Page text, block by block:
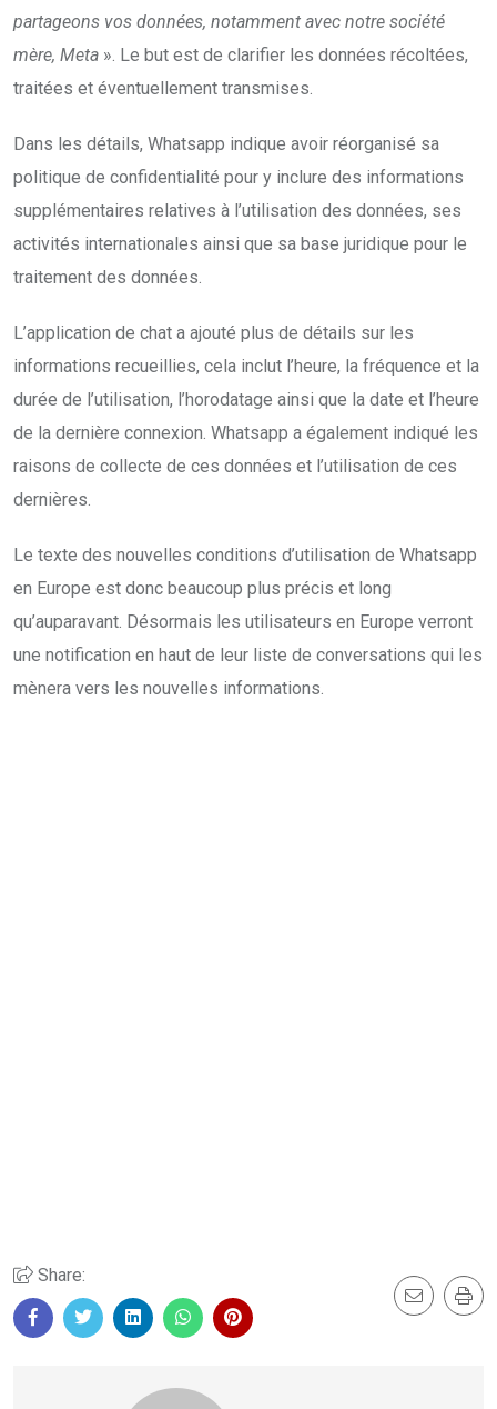
partageons vos données, notamment avec notre société
mère, Meta ». Le but est de clarifier les données récoltées,
traitées et éventuellement transmises.
Dans les détails, Whatsapp indique avoir réorganisé sa
politique de confidentialité pour y inclure des informations
supplémentaires relatives à l’utilisation des données, ses
activités internationales ainsi que sa base juridique pour le
traitement des données.
L’application de chat a ajouté plus de détails sur les
informations recueillies, cela inclut l’heure, la fréquence et la
durée de l’utilisation, l’horodatage ainsi que la date et l’heure
de la dernière connexion. Whatsapp a également indiqué les
raisons de collecte de ces données et l’utilisation de ces
dernières.
Le texte des nouvelles conditions d’utilisation de Whatsapp
en Europe est donc beaucoup plus précis et long
qu’auparavant. Désormais les utilisateurs en Europe verront
une notification en haut de leur liste de conversations qui les
mènera vers les nouvelles informations.
Share: